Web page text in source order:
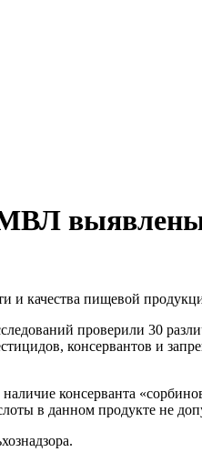
выявлены
и качества пищевой
проверили 30
консервантов и
консерванта
в данном продукте не